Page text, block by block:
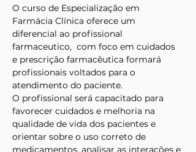
O curso de Especialização em
Farmácia Clínica oferece um
diferencial ao profissional
farmaceutico,  com foco em cuidados
e prescrição farmacêutica formará
profissionais voltados para o
atendimento do paciente.
O profissional será capacitado para
favorecer cuidados e melhoria na
qualidade de vida dos pacientes e
orientar sobre o uso correto de
medicamentos, analisar as interações e